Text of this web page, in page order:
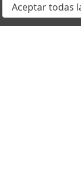
Aceptar todas